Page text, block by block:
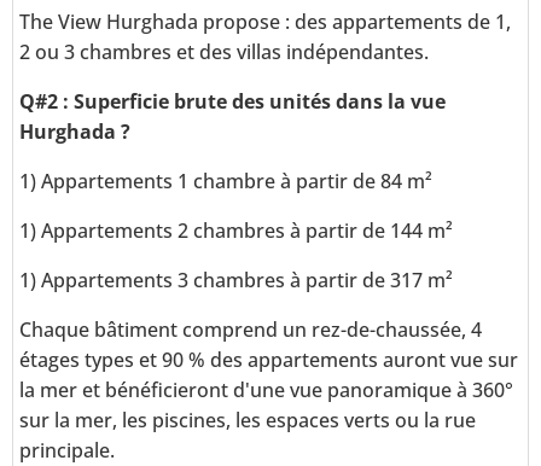
The View Hurghada propose : des appartements de 1,
2 ou 3 chambres et des villas indépendantes.
Q#2 : Superficie brute des unités dans la vue
Hurghada ?
1) Appartements 1 chambre à partir de 84 m²
1) Appartements 2 chambres à partir de 144 m²
1) Appartements 3 chambres à partir de 317 m²
Chaque bâtiment comprend un rez-de-chaussée, 4
étages types et 90 % des appartements auront vue sur
la mer et bénéficieront d'une vue panoramique à 360°
sur la mer, les piscines, les espaces verts ou la rue
principale.